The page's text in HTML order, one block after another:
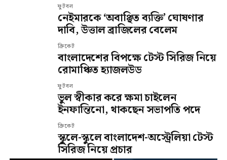
ফুটবল
নেইমারকে ‘অবাঞ্ছিত ব্যক্তি’ ঘোষণার
দাবি, উত্তাল ব্রাজিলের বেলেম
ক্রিকেট
বাংলাদেশের বিপক্ষে টেস্ট সিরিজ নিয়ে
রোমাঞ্চিত হ্যাজলউড
ফুটবল
ভুল স্বীকার করে ক্ষমা চাইলেন
ইনফান্তিনো, থাকছেন সভাপতি পদে
ক্রিকেট
স্কুলে-স্কুলে বাংলাদেশ-অস্ট্রেলিয়া টেস্ট
সিরিজ নিয়ে প্রচার